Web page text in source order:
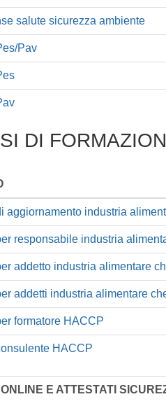
salute sicurezza ambiente
Pav
DI
aggiornamento industria
responsabile industria
addetto industria alimentare
addetti industria alimentare
formatore HACCP
HACCP
E ATTESTATI